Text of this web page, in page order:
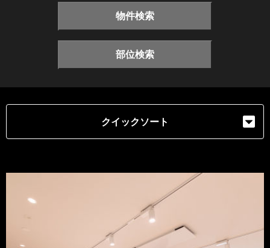
物件検索
部位検索
クイックソート